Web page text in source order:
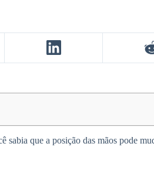
sabia que a posição das mãos pode